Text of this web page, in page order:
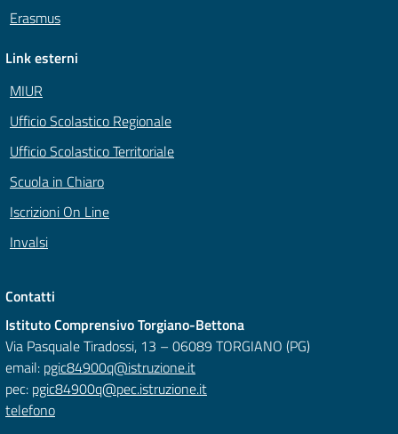
Erasmus
Link esterni
MIUR
Ufficio Scolastico Regionale
Ufficio Scolastico Territoriale
Scuola in Chiaro
Iscrizioni On Line
Invalsi
Contatti
Istituto Comprensivo Torgiano-Bettona
Via Pasquale Tiradossi, 13 – 06089 TORGIANO (PG)
email: pgic84900q@istruzione.it
pec: pgic84900q@pec.istruzione.it
telefono